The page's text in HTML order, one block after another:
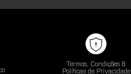
Termos, Condições &
Políticas de Privacidade